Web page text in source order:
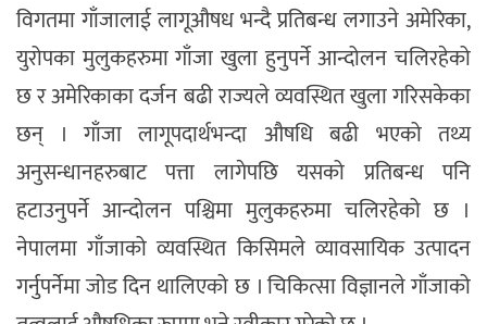
विगतमा गाँजालाई लागूऔषध भन्दै प्रतिबन्ध लगाउने अमेरिका,
युरोपका मुलुकहरुमा गाँजा खुला हुनुपर्ने आन्दोलन चलिरहेको
छ र अमेरिकाका दर्जन बढी राज्यले व्यवस्थित खुला गरिसकेका
छन् । गाँजा लागूपदार्थभन्दा औषधि बढी भएको तथ्य
अनुसन्धानहरुबाट पत्ता लागेपछि यसको प्रतिबन्ध पनि
हटाउनुपर्ने आन्दोलन पश्चिमा मुलुकहरुमा चलिरहेको छ ।
नेपालमा गाँजाको व्यवस्थित किसिमले व्यावसायिक उत्पादन
गर्नुपर्नेमा जोड दिन थालिएको छ । चिकित्सा विज्ञानले गाँजाको